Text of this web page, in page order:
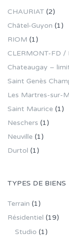
CHAURIAT (2)
Châtel-Guyon (1)
RIOM (1)
CLERMONT-FD /
Chateaugay –
Saint Genès
Les Martres-sur-
Saint Maurice (1)
Neschers (1)
Neuville (1)
Durtol (1)
TYPES DE BIENS
Terrain (1)
Résidentiel (19)
Studio (1)